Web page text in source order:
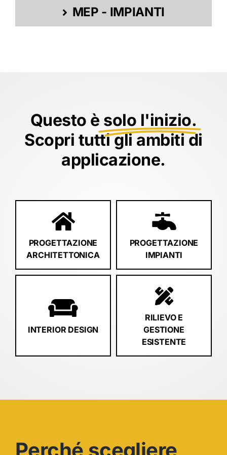
MEP - IMPIANTI
Questo è solo l'inizio.
Scopri tutti gli ambiti di
applicazione.
PROGETTAZIONE
ARCHITETTONICA
PROGETTAZIONE
IMPIANTI
INTERIOR DESIGN
RILIEVO E
GESTIONE
ESISTENTE
Perché scegliere